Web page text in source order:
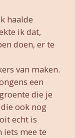
haalde
ik dat,
doen, er te
van maken.
een
die je
ook nog
echt is
iets mee te